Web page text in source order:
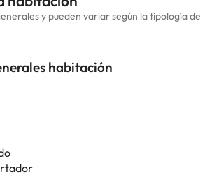
y pueden variar según la tipología de
habitación